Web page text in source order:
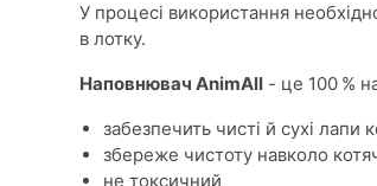
У процесі використання
в лотку.
Наповнювач AnimAll - це 100 %
забезпечить чисті й сухі
збереже чистоту навколо
не токсичний